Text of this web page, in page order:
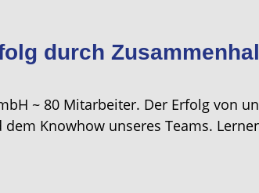
durch
~ 80 Mitarbeiter. Der Erfolg von
Knowhow unseres Teams.